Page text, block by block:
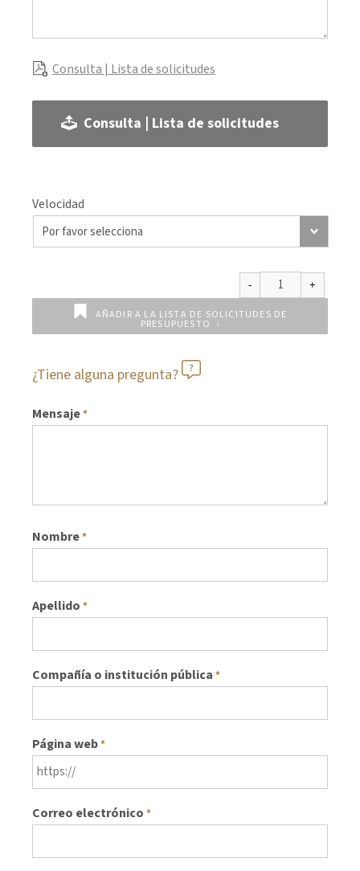
Consulta | Lista de solicitudes
Consulta | Lista de solicitudes
Velocidad
AÑADIR A LA LISTA DE SOLICITUDES DE
PRESUPUESTO
¿Tiene alguna pregunta?
Mensaje*
Nombre*
Apellido *
Compañía o institución pública *
Página web*
Correo electrónico *